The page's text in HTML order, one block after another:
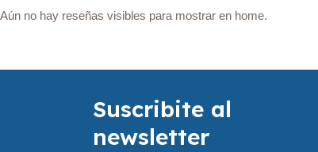
Aún no hay reseñas visibles para mostrar en home.
Suscribite al
newsletter